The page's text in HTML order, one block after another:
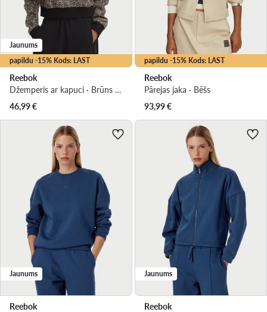
papildu -15% Kods: LAST
Jaunums
Reebok
Džemperis ar kapuci · Brūns · Regular Fit
46,99€
papildu -15% Kods: LAST
Reebok
Pārejas jaka · Bēšs
93,99€
Jaunums
Reebok
Jaunums
Reebok